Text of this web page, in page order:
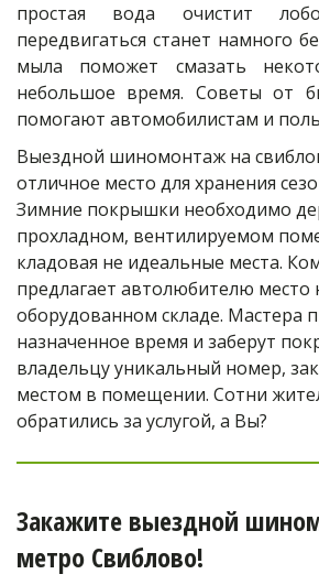
простая вода очистит
передвигаться станет намного
мыла поможет смазать
небольшое время. Советы от
помогают автомобилистам и
Выездной шиномонтаж на
отличное место для хранения
Зимние покрышки необходимо
прохладном, вентилируемом
кладовая не идеальные места.
предлагает автолюбителю место
оборудованном складе. Мастера
назначенное время и заберут
владельцу уникальный номер,
местом в помещении. Сотни
обратились за услугой, а Вы?
Закажите выездной
метро Свиблово!